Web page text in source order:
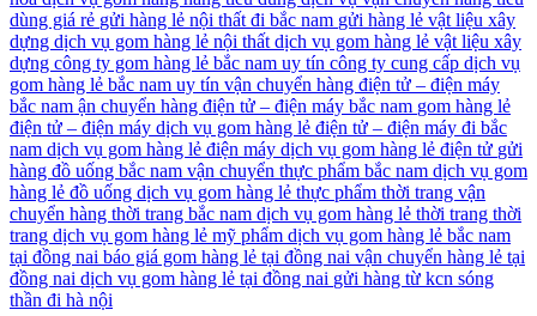
dùng giá rẻ gửi hàng lẻ nội thất đi bắc nam gửi hàng lẻ vật liệu xây
dựng dịch vụ gom hàng lẻ nội thất dịch vụ gom hàng lẻ vật liệu xây
dựng công ty gom hàng lẻ bắc nam uy tín công ty cung cấp dịch vụ
gom hàng lẻ bắc nam uy tín vận chuyển hàng điện tử – điện máy
bắc nam ận chuyển hàng điện tử – điện máy bắc nam gom hàng lẻ
điện tử – điện máy dịch vụ gom hàng lẻ điện tử – điện máy đi bắc
nam dịch vụ gom hàng lẻ điện máy dịch vụ gom hàng lẻ điện tử gửi
hàng đồ uống bắc nam vận chuyển thực phẩm bắc nam dịch vụ gom
hàng lẻ đồ uống dịch vụ gom hàng lẻ thực phẩm thời trang vận
chuyển hàng thời trang bắc nam dịch vụ gom hàng lẻ thời trang thời
trang dịch vụ gom hàng lẻ mỹ phẩm dịch vụ gom hàng lẻ bắc nam
tại đồng nai báo giá gom hàng lẻ tại đồng nai vận chuyển hàng lẻ tại
đồng nai dịch vụ gom hàng lẻ tại đồng nai gửi hàng từ kcn sóng
thần đi hà nội